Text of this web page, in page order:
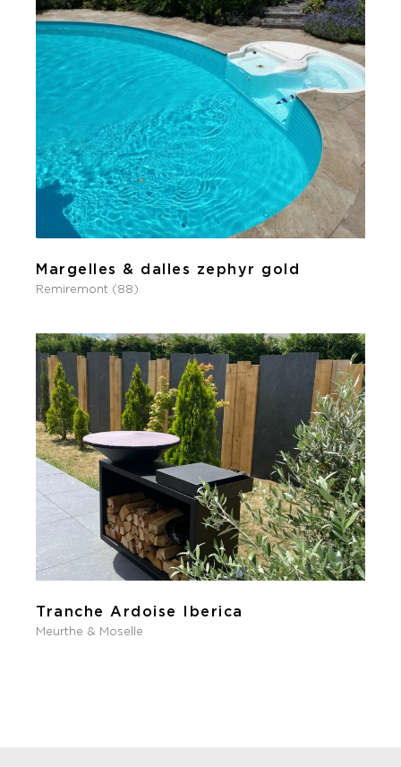
Margelles & dalles zephyr gold
Remiremont (88)
Tranche Ardoise Iberica
Meurthe & Moselle